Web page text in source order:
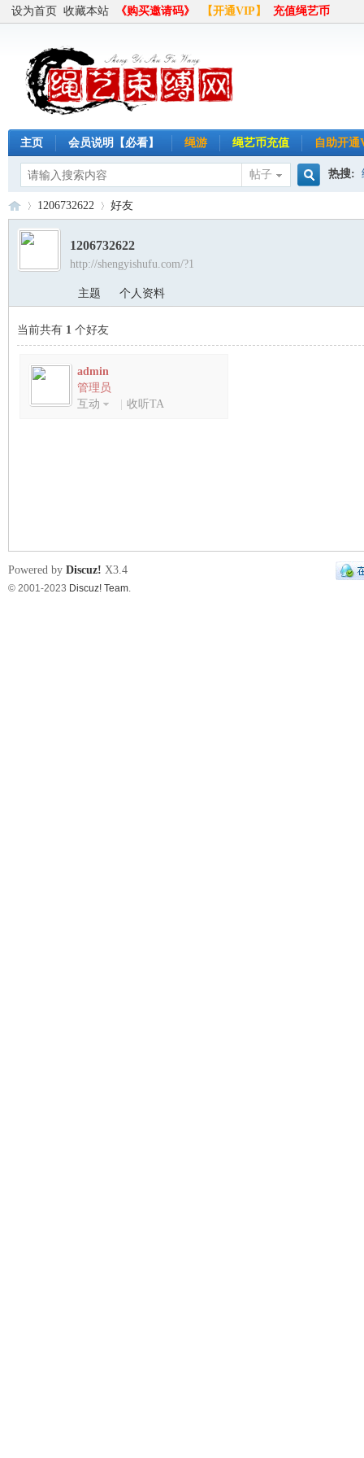
设为首页 收藏本站 《购买邀请码》 【开通VIP】 充值绳艺币
主页 会员说明【必看】 绳游 绳艺币充值 自助开通
帖子 热搜:
›
1206732622 好友
1206732622
http://shengyishufu.com/?1
主题 个人资料
当前共有 1 个好友
admin
管理员
互动 收听TA
Powered by Discuz! X3.4
© 2001-2023 Discuz! Team